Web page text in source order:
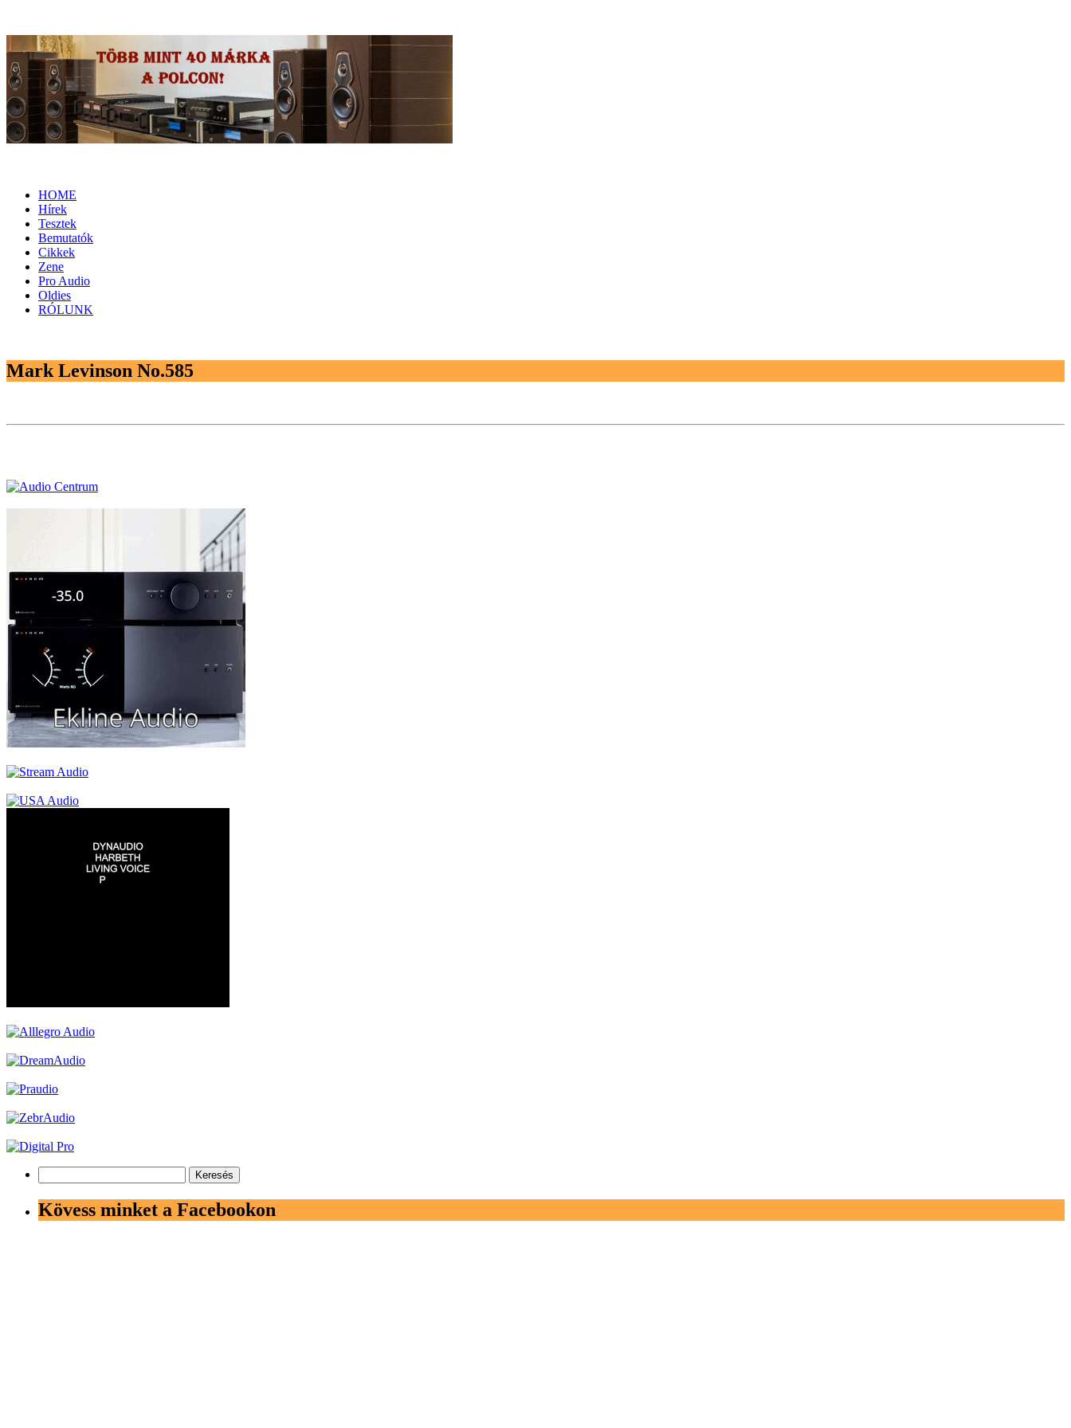
HOME
Hírek
Tesztek
Bemutatók
Cikkek
Zene
Pro Audio
Oldies
RÓLUNK
Mark Levinson No.585
Kövess minket a Facebookon